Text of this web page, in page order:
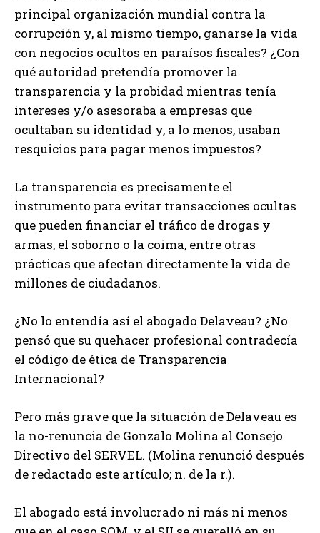
principal organización mundial contra la
corrupción y, al mismo tiempo, ganarse la vida
con negocios ocultos en paraísos fiscales? ¿Con
qué autoridad pretendía promover la
transparencia y la probidad mientras tenía
intereses y/o asesoraba a empresas que
ocultaban su identidad y, a lo menos, usaban
resquicios para pagar menos impuestos?
La transparencia es precisamente el
instrumento para evitar transacciones ocultas
que pueden financiar el tráfico de drogas y
armas, el soborno o la coima, entre otras
prácticas que afectan directamente la vida de
millones de ciudadanos.
¿No lo entendía así el abogado Delaveau? ¿No
pensó que su quehacer profesional contradecía
el código de ética de Transparencia
Internacional?
Pero más grave que la situación de Delaveau es
la no-renuncia de Gonzalo Molina al Consejo
Directivo del SERVEL. (Molina renunció después
de redactado este artículo; n. de la r.).
El abogado está involucrado ni más ni menos